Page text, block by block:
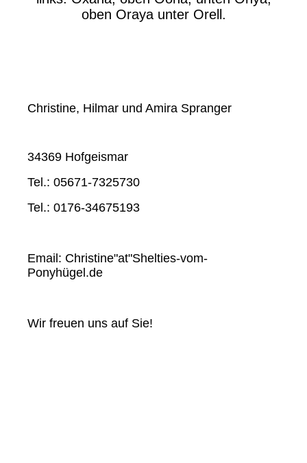
oben Oraya unter Orell.
Christine, Hilmar und Amira Spranger
34369 Hofgeismar
Tel.: 05671-7325730
Tel.: 0176-34675193
Email: Christine"at"Shelties-vom-
Ponyhügel.de
Wir freuen uns auf Sie!